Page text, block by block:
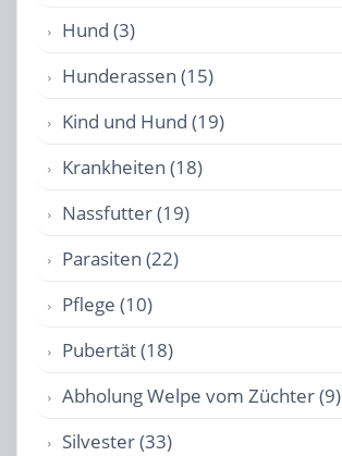
Hund (3)
Hunderassen (15)
Kind und Hund (19)
Krankheiten (18)
Nassfutter (19)
Parasiten (22)
Pflege (10)
Pubertät (18)
Abholung Welpe vom Züchter (9)
Silvester (33)